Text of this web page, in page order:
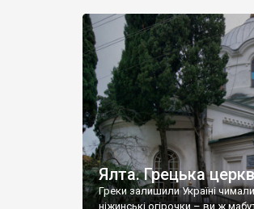
Херсонесі Володимир-язичник,
християнином. А потім було
Херсонесу Таврійського
Ялта. Грецька
Греки залишили Україні
ніжинські огірочки – ви ж